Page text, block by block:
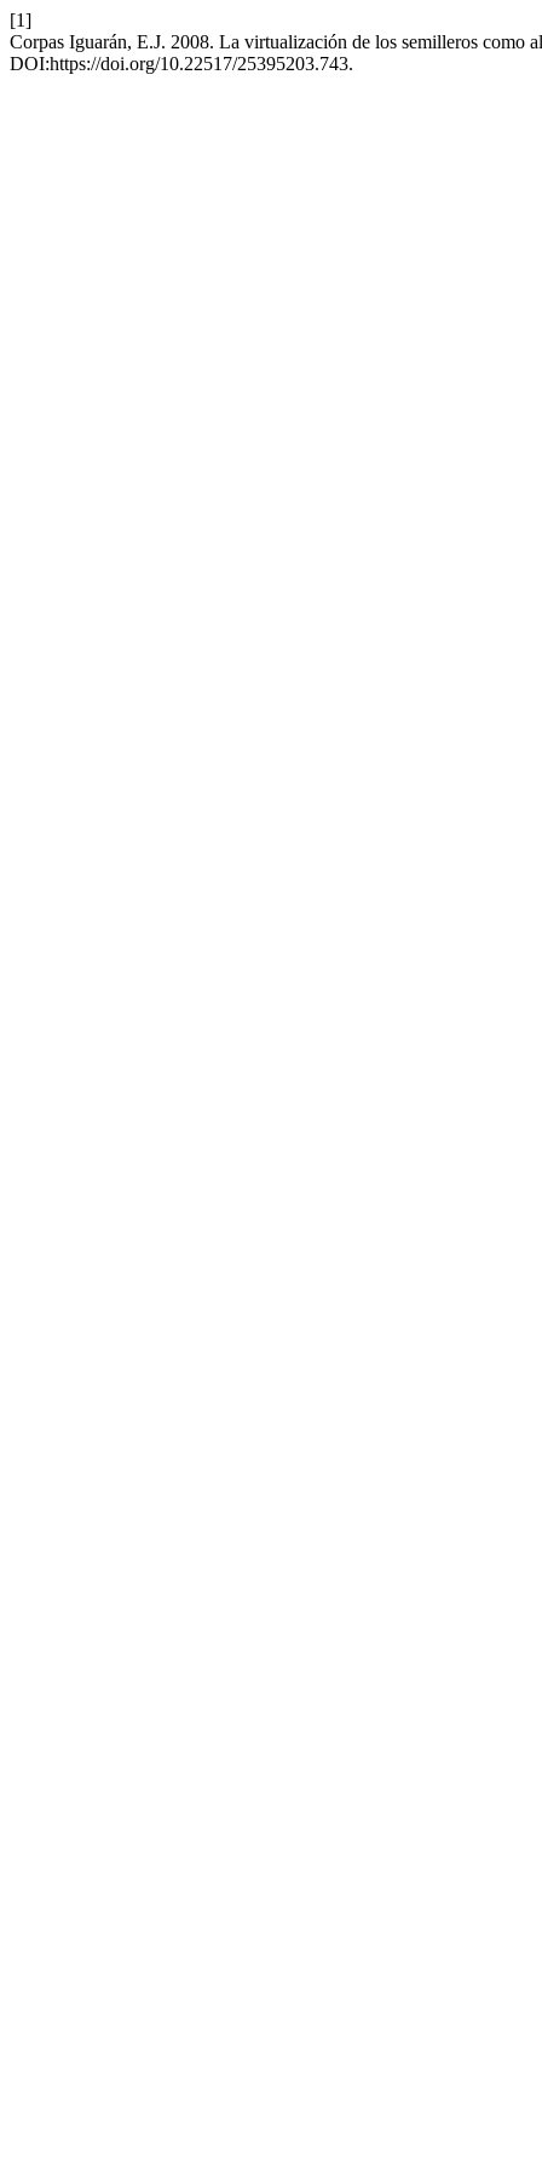
[1]
Corpas Iguarán, E.J. 2008. La virtualización de los semilleros como
DOI:https://doi.org/10.22517/25395203.743.